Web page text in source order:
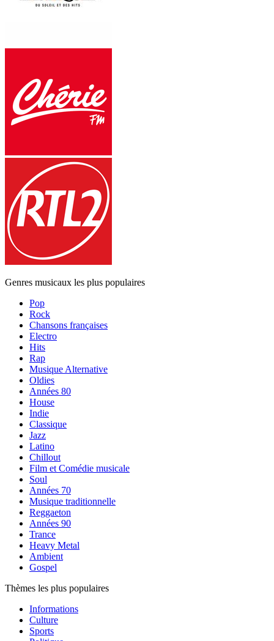
Genres musicaux les plus populaires
Pop
Rock
Chansons françaises
Electro
Hits
Rap
Musique Alternative
Oldies
Années 80
House
Indie
Classique
Jazz
Latino
Chillout
Film et Comédie musicale
Soul
Années 70
Musique traditionnelle
Reggaeton
Années 90
Trance
Heavy Metal
Ambient
Gospel
Thèmes les plus populaires
Informations
Culture
Sports